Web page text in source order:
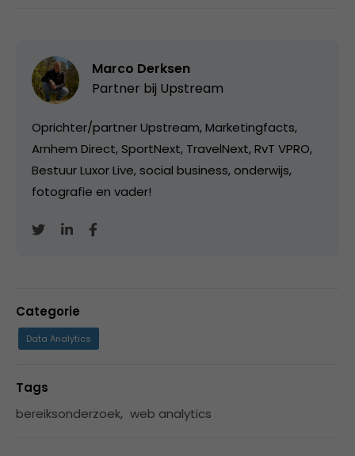
Marco Derksen
Partner bij Upstream
Oprichter/partner Upstream, Marketingfacts,
Arnhem Direct, SportNext, TravelNext, RvT VPRO,
Bestuur Luxor Live, social business, onderwijs,
fotografie en vader!
Categorie
Data Analytics
Tags
bereiksonderzoek, web analytics